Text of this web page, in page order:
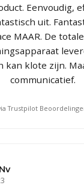
Eenvoudig,
uit.
MAAR. De
kan klote zijn.
communicatief.
Trustpilot